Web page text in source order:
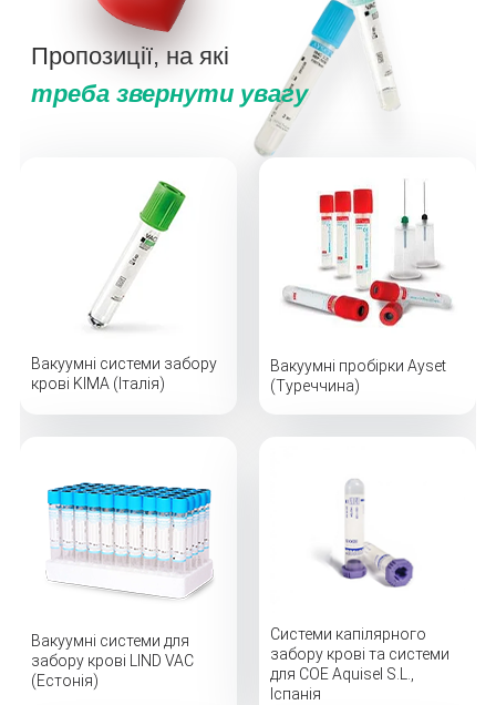
Пропозиції, на які
треба звернути увагу
Вакуумні системи забору
крові KIMA (Італія)
Вакуумні пробірки Ayset
(Туреччина)
Вакуумні системи для
забору крові LIND VAC
(Естонія)
Системи капілярного
забору крові та системи
для СОЕ Aquisel S.L.,
Іспанія